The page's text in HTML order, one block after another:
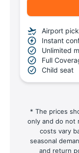
Airport
Instant
Unlimited
Full
Child seat
* The prices
only and do not
costs vary
seasonal
and return